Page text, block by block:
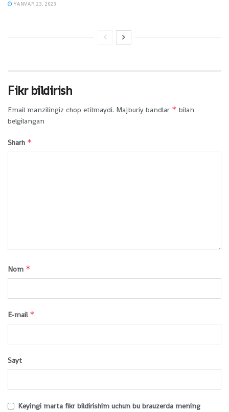
YANVAR 23, 2023
Fikr bildirish
Email manzilingiz chop etilmaydi. Majburiy bandlar * bilan
belgilangan
Sharh *
Nom *
E-mail *
Sayt
Keyingi marta fikr bildirishim uchun bu brauzerda mening